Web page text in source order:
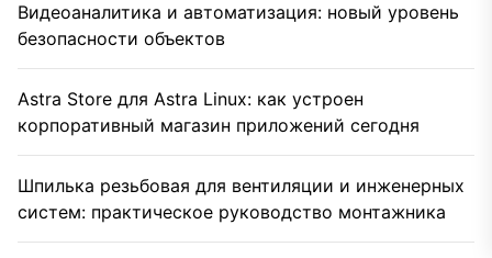
Видеоаналитика и автоматизация: новый уровень
безопасности объектов
Astra Store для Astra Linux: как устроен
корпоративный магазин приложений сегодня
Шпилька резьбовая для вентиляции и инженерных
систем: практическое руководство монтажника